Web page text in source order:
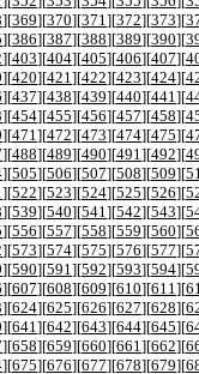
][369][370][371 ][372][373][
][386][387][388][389][390][
][403][404][405][406][407][
][420][421 ][422][423][424][
][437][438][439][440][441 ][
][454][455][456][457][458][
][471 ][472][473][474][475][
][488][489][490][491 ][492][
][505][506][507][508][509][
][522][523][524][525][526][
][539][540][541 ][542][543][
][556][557][558][559][560][
][573][574][575][576][577][
][590][591 ][592][593][594][
][607][608][609][610][611 ][
][624][625][626][627][628][
][641 ][642][643][644][645][
][658][659][660][661 ][662][
][675][676][677][678][679][